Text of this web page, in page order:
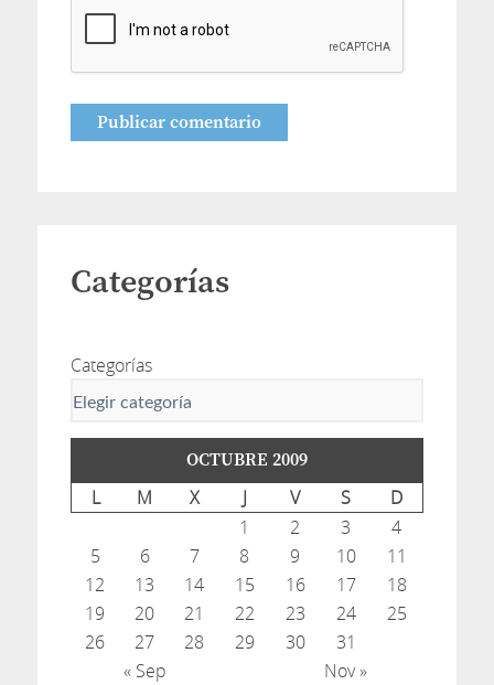
Categorías
Categorías
OCTUBRE 2009
L M X J V S D
« Sep Nov »
1 2 3
4
5
6 7 8 9 10
11
12
13 14 15 16 17
18
19
20 21 22 23 24
25
26
27 28 29 30 31